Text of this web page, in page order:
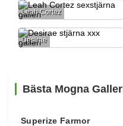
Leah Cortez
Desirae
Bästa Mogna
Superize Farmor